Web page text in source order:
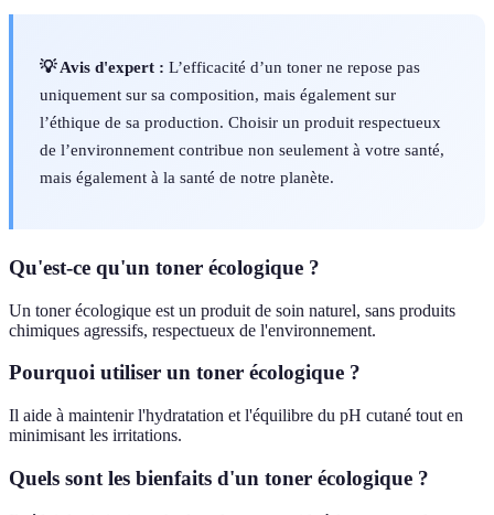
💡 Avis d'expert : L’efficacité d’un toner ne repose pas
uniquement sur sa composition, mais également sur
l’éthique de sa production. Choisir un produit respectueux
de l’environnement contribue non seulement à votre santé,
mais également à la santé de notre planète.
Qu'est-ce qu'un toner écologique ?
Un toner écologique est un produit de soin naturel, sans produits
chimiques agressifs, respectueux de l'environnement.
Pourquoi utiliser un toner écologique ?
Il aide à maintenir l'hydratation et l'équilibre du pH cutané tout en
minimisant les irritations.
Quels sont les bienfaits d'un toner écologique ?